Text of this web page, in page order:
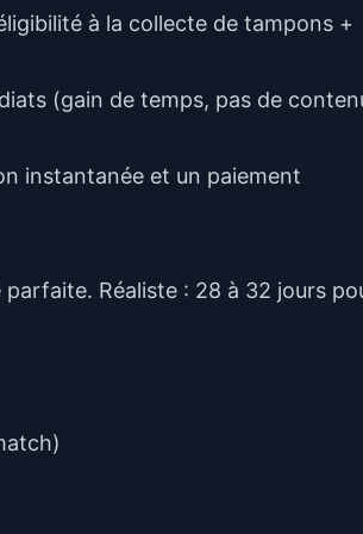
à la collecte de tampons +
(gain de temps, pas de
instantanée et un paiement
Réaliste : 28 à 32 jours